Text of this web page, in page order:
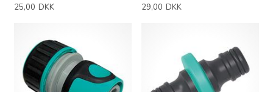
25,00 DKK
29,00 DKK